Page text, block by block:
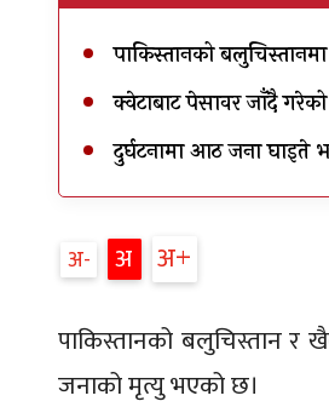
पाकिस्तानको
क्वेटाबाट पेसावर जाँदै
दुर्घटनामा आठ जना घाइते
अ अ अ
पाकिस्तानको बलुचिस्तान र
जनाको मृत्यु भएको छ।